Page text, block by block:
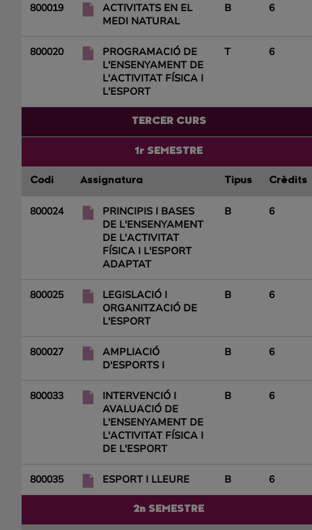
800019
ACTIVITATS EN EL
MEDI NATURAL
B 6
800020
PROGRAMACIÓ DE
L'ENSENYAMENT DE
L'ACTIVITAT FÍSICA I
L'ESPORT
T 6
TERCER CURS
1r SEMESTRE
Codi Assignatura Tipus Crèdits
800024
PRINCIPIS I BASES
DE L'ENSENYAMENT
DE L'ACTIVITAT
FÍSICA I L'ESPORT
ADAPTAT
B 6
800025
LEGISLACIÓ I
ORGANITZACIÓ DE
L'ESPORT
B 6
800027
AMPLIACIÓ
D'ESPORTS I
B 6
800033
INTERVENCIÓ I
AVALUACIÓ DE
L'ENSENYAMENT DE
L'ACTIVITAT FÍSICA I
DE L'ESPORT
B 6
800035 ESPORT I LLEURE B 6
2n SEMESTRE